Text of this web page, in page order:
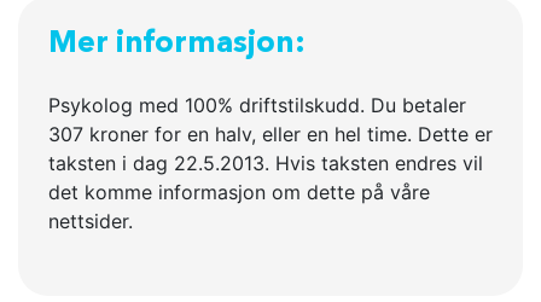
Mer informasjon:
Psykolog med 100% driftstilskudd. Du betaler
307 kroner for en halv, eller en hel time. Dette er
taksten i dag 22.5.2013. Hvis taksten endres vil
det komme informasjon om dette på våre
nettsider.